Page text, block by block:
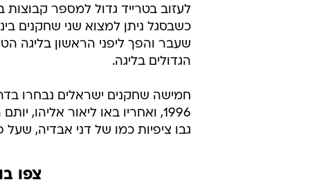
לעזוב בטרייד גדול למספר
שעבר והפך ליפני הראשון בליגה
הגדולים בליגה.
1996, ואחריו באו ליאור
גבו ציפיות כמו של דני אבדיה,
צפו